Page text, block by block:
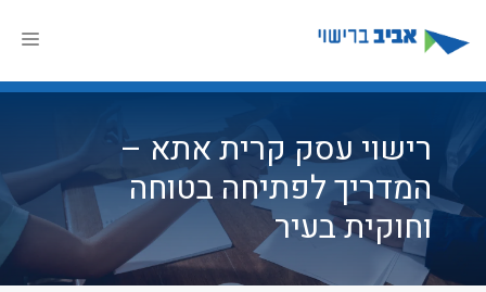
לתוכן
רישוי עסק קרית אתא –
המדריך לפתיחה בטוחה
וחוקית בעיר